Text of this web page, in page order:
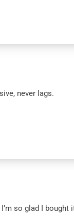
never lags.
so glad I bought